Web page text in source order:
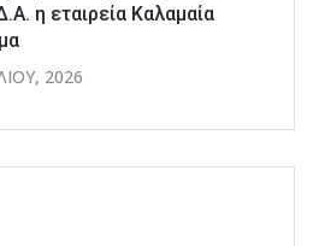
η εταιρεία Καλαμαία
2026